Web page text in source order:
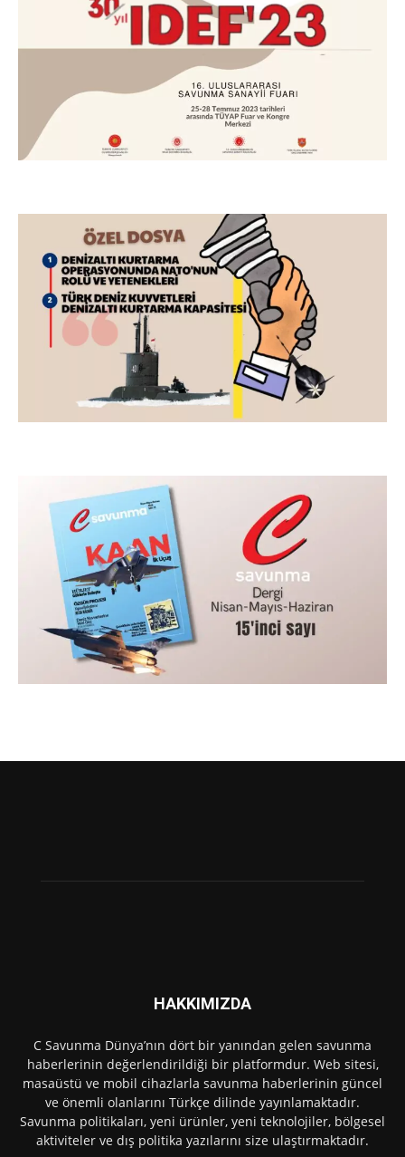
HAKKIMIZDA
C Savunma Dünya’nın dört bir yanından gelen savunma
haberlerinin değerlendirildiği bir platformdur. Web sitesi,
masaüstü ve mobil cihazlarla savunma haberlerinin güncel
ve önemli olanlarını Türkçe dilinde yayınlamaktadır.
Savunma politikaları, yeni ürünler, yeni teknolojiler, bölgesel
aktiviteler ve dış politika yazılarını size ulaştırmaktadır.